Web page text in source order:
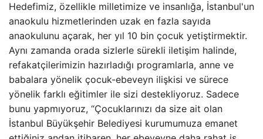
Hedefimiz, özellikle milletimize ve insanlığa, İstanbul'un
anaokulu hizmetlerinden uzak en fazla sayıda
anaokulunu açarak, her yıl 10 bin çocuk yetiştirmektir.
Aynı zamanda orada sizlerle sürekli iletişim halinde,
refakatçilerimizin hazırladığı programlarla, anne ve
babalara yönelik çocuk-ebeveyn ilişkisi ve sürece
yönelik farklı eğitimler ile sizi destekliyoruz. Sadece
bunu yapmıyoruz, “Çocuklarınızı da size ait olan
İstanbul Büyükşehir Belediyesi kurumumuza emanet